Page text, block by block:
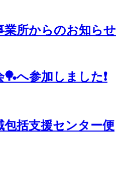
業所からのお知らせ
へ参加しました❗
包括支援センター便